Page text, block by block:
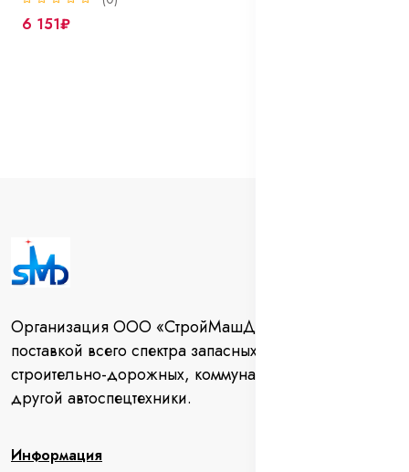
6 151₽
Организация ООО «СтройМашДеталь» занимается
поставкой всего спектра запасных частей для
строительно-дорожных, коммунальных машин и
другой автоспецтехники.
Информация